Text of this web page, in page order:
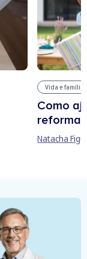
Vida e família
Como
reforma
Natacha